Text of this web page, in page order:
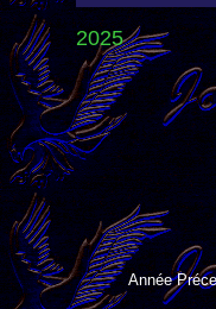
2025
Année